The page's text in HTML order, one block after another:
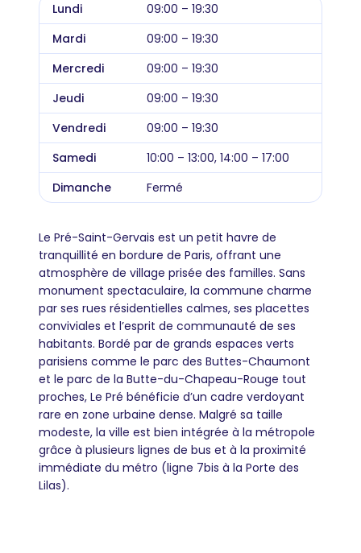
Lundi
09:00 – 19:30
Mardi
09:00 – 19:30
Mercredi
09:00 – 19:30
Jeudi
09:00 – 19:30
Vendredi
09:00 – 19:30
Samedi
10:00 – 13:00, 14:00 – 17:00
Dimanche
Fermé
Le Pré-Saint-Gervais est un petit havre de
tranquillité en bordure de Paris, offrant une
atmosphère de village prisée des familles. Sans
monument spectaculaire, la commune charme
par ses rues résidentielles calmes, ses placettes
conviviales et l’esprit de communauté de ses
habitants. Bordé par de grands espaces verts
parisiens comme le parc des Buttes-Chaumont
et le parc de la Butte-du-Chapeau-Rouge tout
proches, Le Pré bénéficie d’un cadre verdoyant
rare en zone urbaine dense. Malgré sa taille
modeste, la ville est bien intégrée à la métropole
grâce à plusieurs lignes de bus et à la proximité
immédiate du métro (ligne 7bis à la Porte des
Lilas).